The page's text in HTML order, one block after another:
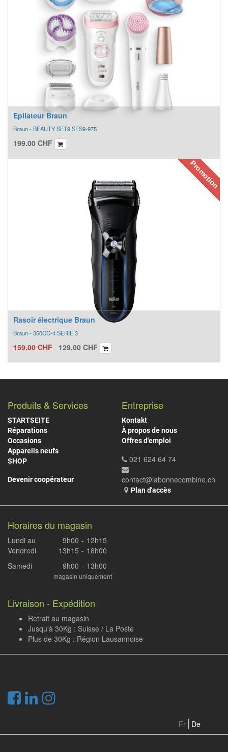
Epilateur Braun
Braun - BEAUTY SET9 SES9-975
199.00 CHF
Promotion
Rasoir électrique Braun
Braun - 350CC-4 SERIE 3
159.00CHF 129.00 CHF
Produits & Services
STARTSEITE
Réparations
Occasions
Appareils neufs
SHOP
Devenir coopérateur
Entreprise
Kontakt
À propos de nous
Offres d'emploi
021 624 64 74
contact@labonnecombine.ch
Plan d'accès
Horaires du magasin
Lundi au
Vendredi
9h00
13h15
-
-
12h15
18h00
Samedi
9h00 - 13h00
magasin uniquement
Livraison - Expédition
Retrait au magasin
Jusqu'à 30Kg : Suisse / La Poste
Plus de 30Kg : Région Lausannoise
Fr De